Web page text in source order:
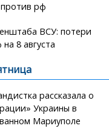
рф
ВСУ: потери
8 августа
рассказала о
Украины в
Мариуполе